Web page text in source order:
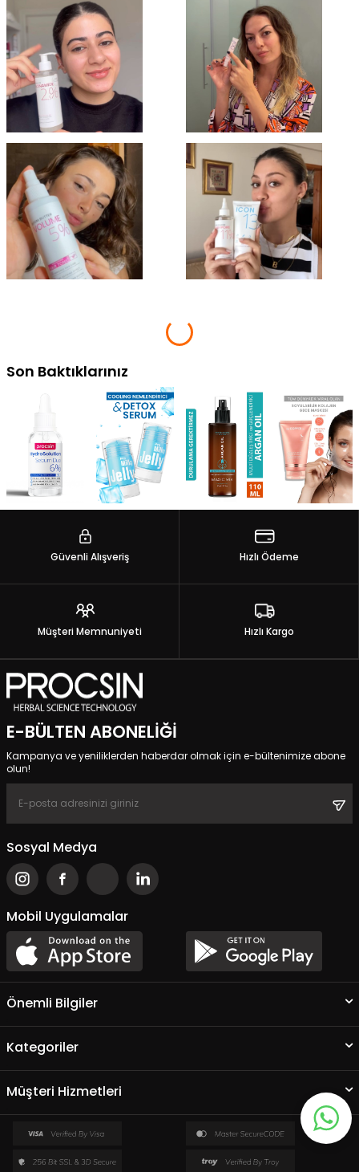
Son Baktıklarınız
Güvenli Alışveriş Hızlı Ödeme
Müşteri Memnuniyeti Hızlı Kargo
E-BÜLTEN ABONELIĞI
Kampanya ve yeniliklerden haberdar olmak için e-bültenimize abone
olun!
Sosyal Medya
Mobil Uygulamalar
Önemli Bilgiler
Kategoriler
Müşteri Hizmetleri